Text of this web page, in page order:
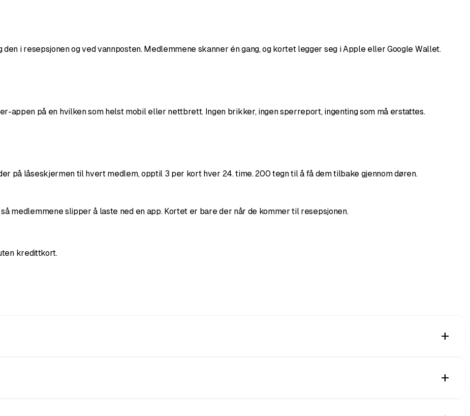
i resepsjonen og ved vannposten. Medlemmene skanner én gang, og kortet legger seg i Apple eller Google Wallet.
appen på en hvilken som helst mobil eller nettbrett. Ingen brikker, ingen sperreport, ingenting som må erstattes.
på låseskjermen til hvert medlem, opptil 3 per kort hver 24. time. 200 tegn til å få dem tilbake gjennom døren.
medlemmene slipper å laste ned en app. Kortet er bare der når de kommer til resepsjonen.
kredittkort.
add
full Gold-plan.
add